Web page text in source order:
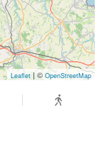
Leaflet | © OpenStreetMap